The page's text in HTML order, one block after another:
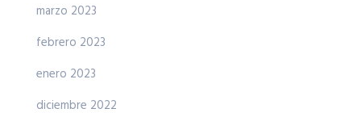
marzo 2023
febrero 2023
enero 2023
diciembre 2022